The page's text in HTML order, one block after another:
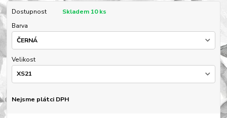
Dostupnost
Skladem 10 ks
Barva
Velikost
Nejsme plátci DPH